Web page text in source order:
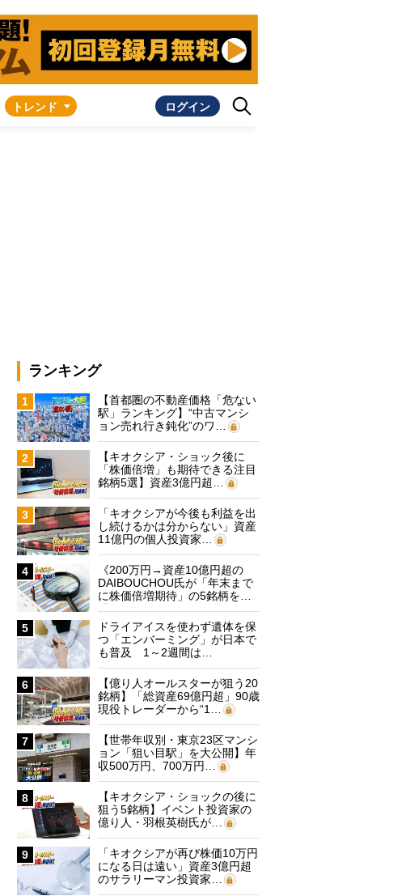
トレンド ログイン
ランキング
1
【首都圏の不動産価格「危ない
駅」ランキング】“中古マンシ
ョン売れ行き鈍化”のワ…
2
【キオクシア・ショック後に
「株価倍増」も期待できる注目
銘柄5選】資産3億円超…
3
「キオクシアが今後も利益を出
し続けるかは分からない」資産
11億円の個人投資家…
4
《200万円→資産10億円超の
DAIBOUCHOU氏が「年末まで
に株価倍増期待」の5銘柄を…
5
ドライアイスを使わず遺体を保
つ「エンバーミング」が日本で
も普及 1～2週間は…
6
【億り人オールスターが狙う20
銘柄】「総資産69億円超」90歳
現役トレーダーから“1…
7
【世帯年収別・東京23区マンシ
ョン「狙い目駅」を大公開】年
収500万円、700万円…
8
【キオクシア・ショックの後に
狙う5銘柄】イベント投資家の
億り人・羽根英樹氏が…
9
「キオクシアが再び株価10万円
になる日は遠い」資産3億円超
のサラリーマン投資家…